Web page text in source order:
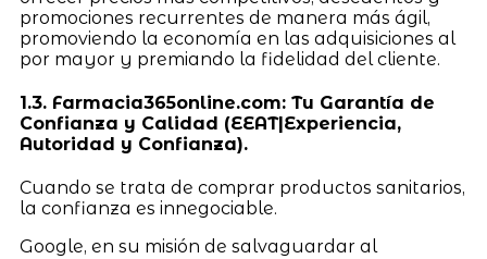
promociones recurrentes de manera más ágil,
promoviendo la economía en las adquisiciones al
por mayor y premiando la fidelidad del cliente.
1.3. Farmacia365online.com: Tu Garantía de
Confianza y Calidad (EEAT|Experiencia,
Autoridad y Confianza).
Cuando se trata de comprar productos sanitarios,
la confianza es innegociable.
Google, en su misión de salvaguardar al